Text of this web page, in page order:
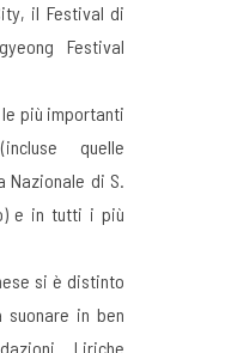
il Festival di
Festival
più importanti
quelle
Nazionale di S.
e in tutti i più
si è distinto
in ben
Liriche